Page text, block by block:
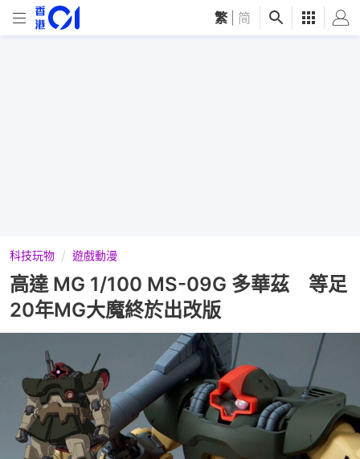
繁 简
科技玩物 遊戲動漫
高達 MG 1/100 MS-09G 多華茲 等足
20年MG大魔終於出改版